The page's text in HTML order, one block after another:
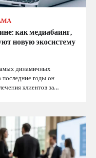
как медиабаинг,
новую экосистему
динамичных
последние годы он
клиентов за…